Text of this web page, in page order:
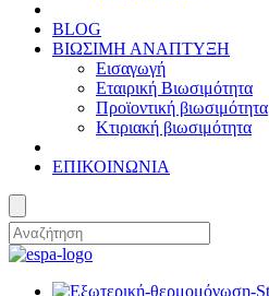
BLOG
ΒΙΩΣΙΜΗ ΑΝΑΠΤΥΞΗ
Εισαγωγή
Εταιρική Βιωσιμότητα
Προϊοντική βιωσιμότητα
Κτιριακή βιωσιμότητα
ΕΠΙΚΟΙΝΩΝΙΑ